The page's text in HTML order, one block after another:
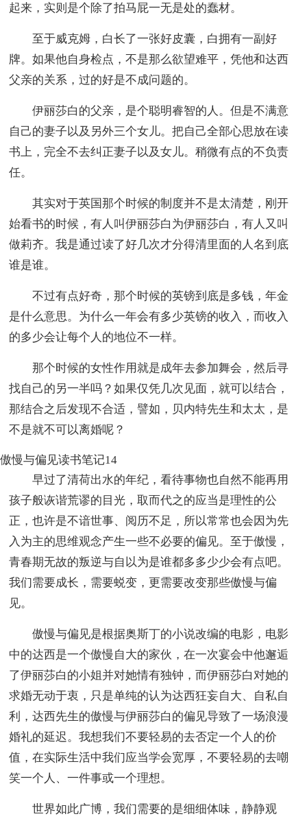
起来，实则是个除了拍马屁一无是处的蠢材。
至于威克姆，白长了一张好皮囊，白拥有一副好
牌。如果他自身检点，不是那么欲望难平，凭他和达西
父亲的关系，过的好是不成问题的。
伊丽莎白的父亲，是个聪明睿智的人。但是不满意
自己的妻子以及另外三个女儿。把自己全部心思放在读
书上，完全不去纠正妻子以及女儿。稍微有点的不负责
任。
其实对于英国那个时候的制度并不是太清楚，刚开
始看书的时候，有人叫伊丽莎白为伊丽莎白，有人又叫
做莉齐。我是通过读了好几次才分得清里面的人名到底
谁是谁。
不过有点好奇，那个时候的英镑到底是多钱，年金
是什么意思。为什么一年会有多少英镑的收入，而收入
的多少会让每个人的地位不一样。
那个时候的女性作用就是成年去参加舞会，然后寻
找自己的另一半吗？如果仅凭几次见面，就可以结合，
那结合之后发现不合适，譬如，贝内特先生和太太，是
不是就不可以离婚呢？
傲慢与偏见读书笔记14
早过了清荷出水的年纪，看待事物也自然不能再用
孩子般诙谐荒谬的目光，取而代之的应当是理性的公
正，也许是不谙世事、阅历不足，所以常常也会因为先
入为主的思维观念产生一些不必要的偏见。至于傲慢，
青春期无故的叛逆与自以为是谁都多多少少会有点吧。
我们需要成长，需要蜕变，更需要改变那些傲慢与偏
见。
傲慢与偏见是根据奥斯丁的小说改编的电影，电影
中的达西是一个傲慢自大的家伙，在一次宴会中他邂逅
了伊丽莎白的小姐并对她情有独钟，而伊丽莎白对她的
求婚无动于衷，只是单纯的认为达西狂妄自大、自私自
利，达西先生的傲慢与伊丽莎白的偏见导致了一场浪漫
婚礼的延迟。我想我们不要轻易的去否定一个人的价
值，在实际生活中我们应当学会宽厚，不要轻易的去嘲
笑一个人、一件事或一个理想。
世界如此广博，我们需要的是细细体味，静静观